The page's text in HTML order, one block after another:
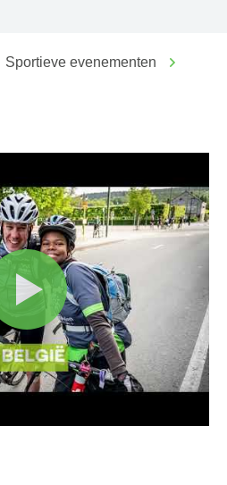
Sportieve evenementen